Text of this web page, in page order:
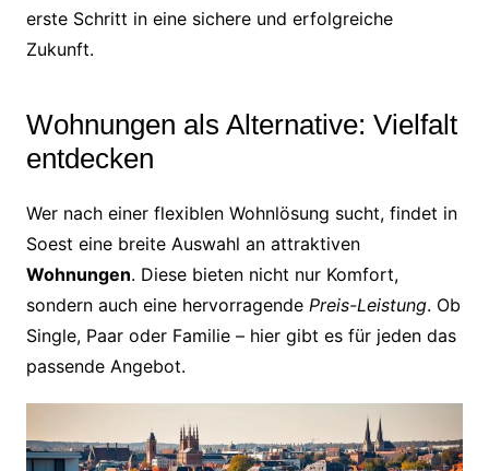
erste Schritt in eine sichere und erfolgreiche
Zukunft.
Wohnungen als Alternative: Vielfalt
entdecken
Wer nach einer flexiblen Wohnlösung sucht, findet in
Soest eine breite Auswahl an attraktiven
Wohnungen. Diese bieten nicht nur Komfort,
sondern auch eine hervorragende Preis-Leistung. Ob
Single, Paar oder Familie – hier gibt es für jeden das
passende Angebot.